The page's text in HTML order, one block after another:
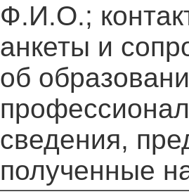
Ф.И.О.;
анкеты и
об
сведения,
полученные